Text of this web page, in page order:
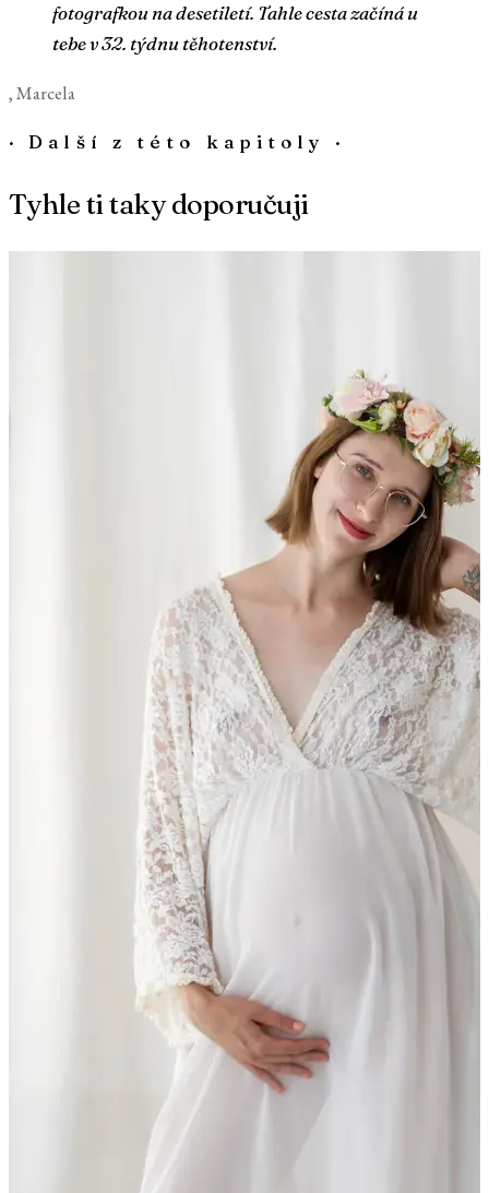
fotografkou na desetiletí. Tahle cesta začíná u
tebe v 32. týdnu těhotenství.
, Marcela
·Další z této kapitoly ·
Tyhle ti taky doporučuji